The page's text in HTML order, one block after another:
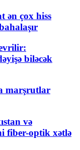
ən çox hiss
biləcək
marşrutlar
və
fiber-optik xətlə